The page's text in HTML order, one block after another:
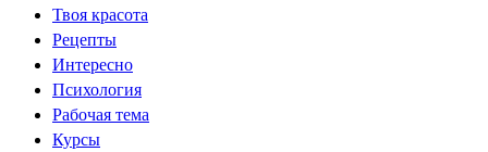
Твоя красота
Рецепты
Интересно
Психология
Рабочая тема
Курсы